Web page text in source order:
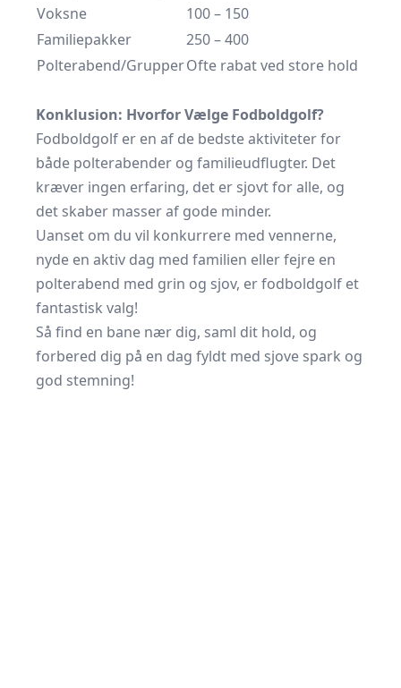
Voksne
100 – 150
Familiepakker
250 – 400
Polterabend/GrupperOfte rabat ved store hold
Konklusion: Hvorfor Vælge Fodboldgolf?
Fodboldgolf er en af de bedste aktiviteter for
både polterabender og familieudflugter. Det
kræver ingen erfaring, det er sjovt for alle, og
det skaber masser af gode minder.
Uanset om du vil konkurrere med vennerne,
nyde en aktiv dag med familien eller fejre en
polterabend med grin og sjov, er fodboldgolf et
fantastisk valg!
Så find en bane nær dig, saml dit hold, og
forbered dig på en dag fyldt med sjove spark og
god stemning!